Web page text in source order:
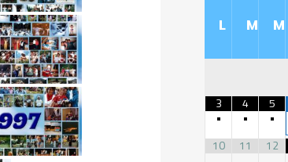
L M M
3
•
4
•
5
•
10 11 12